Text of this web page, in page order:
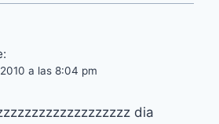
a las 8:04 pm
dia